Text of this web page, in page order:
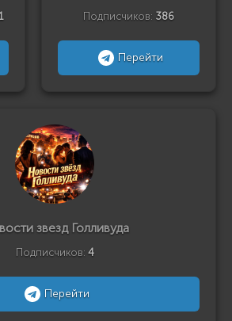
Подписчиков: 386
Перейти
звезд Голливуда
Подписчиков: 4
Перейти